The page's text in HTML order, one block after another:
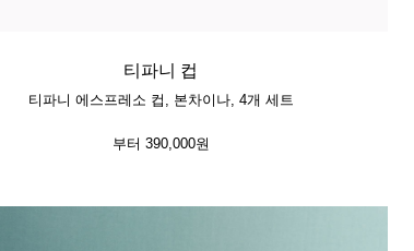
티파니 컵
티파니 에스프레소 컵, 본차이나, 4개 세트
부터 390,000원